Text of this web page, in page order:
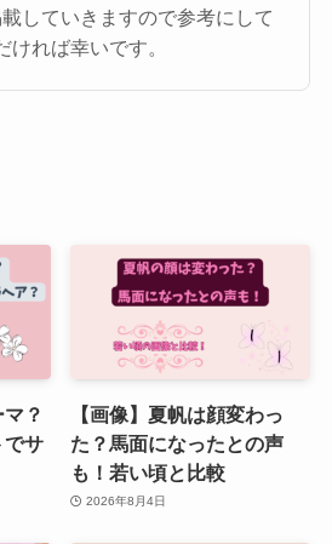
していきますので参考にして
ければ幸いです。
？
でサ
【画像】夏帆は顔変わっ
た？馬面になったとの声
も！若い頃と比較
2026年8月4日